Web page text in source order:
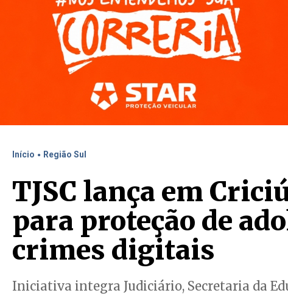
Início . Região Sul
TJSC lança em
para proteção de
crimes digitais
Iniciativa integra Judiciário, Secretaria da